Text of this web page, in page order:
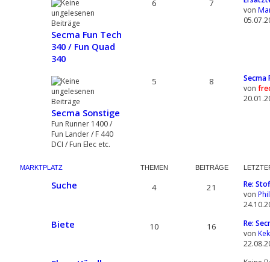
Secma Fun Tech
340 / Fun Quad
340
6 7
von
Secma Sonstige
Fun Runner 1400 /
Fun Lander / F 440
DCI / Fun Elec etc.
5 8
Secma
von
MARKTPLATZ THEMEN BEITRÄGE
Suche 4 21
Re:
von Phil
Biete 10 16
Re:
von